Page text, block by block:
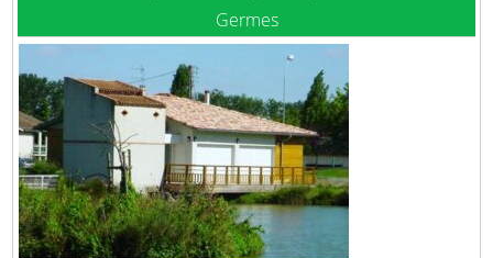
Germes